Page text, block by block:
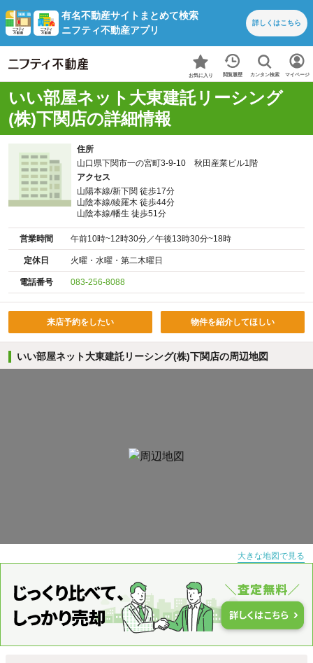
有名不動産サイトまとめて検索
ニフティ不動産アプリ
詳しくはこちら
お気に入り 閲覧履歴 カンタン検索 マイページ
いい部屋ネット大東建託リーシング
(株)下関店の詳細情報
住所
山口県下関市一の宮町3-9-10 秋田産業ビル1階
アクセス
山陽本線/新下関 徒歩17分
山陰本線/綾羅木 徒歩44分
山陰本線/幡生 徒歩51分
営業時間 午前10時~12時30分／午後13時30分~18時
定休日 火曜・水曜・第二木曜日
電話番号 083-256-8088
来店予約をしたい 物件を紹介してほしい
いい部屋ネット大東建託リーシング(株)下関店の周辺地図
大きな地図で見る